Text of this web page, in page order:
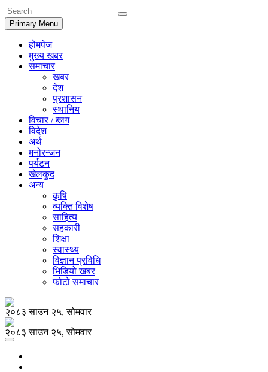
Primary Menu
होमपेज
मुख्य खबर
समाचार
खबर
देश
प्रशासन
स्थानिय
विचार / ब्लग
विदेश
अर्थ
मनोरन्जन
पर्यटन
खेलकुद
अन्य
कृषि
व्यक्ति विशेष
साहित्य
सहकारी
शिक्षा
स्वास्थ्य
विज्ञान प्रविधि
भिडियो खबर
फोटो समाचार
२०८३ साउन २५, सोमवार
२०८३ साउन २५, सोमवार